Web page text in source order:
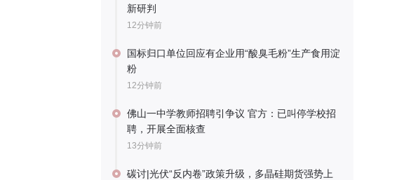
新研判
12分钟前
国标归口单位回应有企业用“酸臭毛粉”生产食用淀
粉
12分钟前
佛山一中学教师招聘引争议 官方：已叫停学校招
聘，开展全面核查
13分钟前
碳讨|光伏“反内卷”政策升级，多晶硅期货强势上